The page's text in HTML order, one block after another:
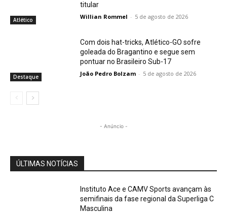
Atlético
titular
Willian Rommel - 5 de agosto de 2026
Destaque
Com dois hat-tricks, Atlético-GO sofre
goleada do Bragantino e segue sem
pontuar no Brasileiro Sub-17
João Pedro Bolzam - 5 de agosto de 2026
- Anúncio -
ÚLTIMAS NOTÍCIAS
Instituto Ace e CAMV Sports avançam às
semifinais da fase regional da Superliga C
Masculina